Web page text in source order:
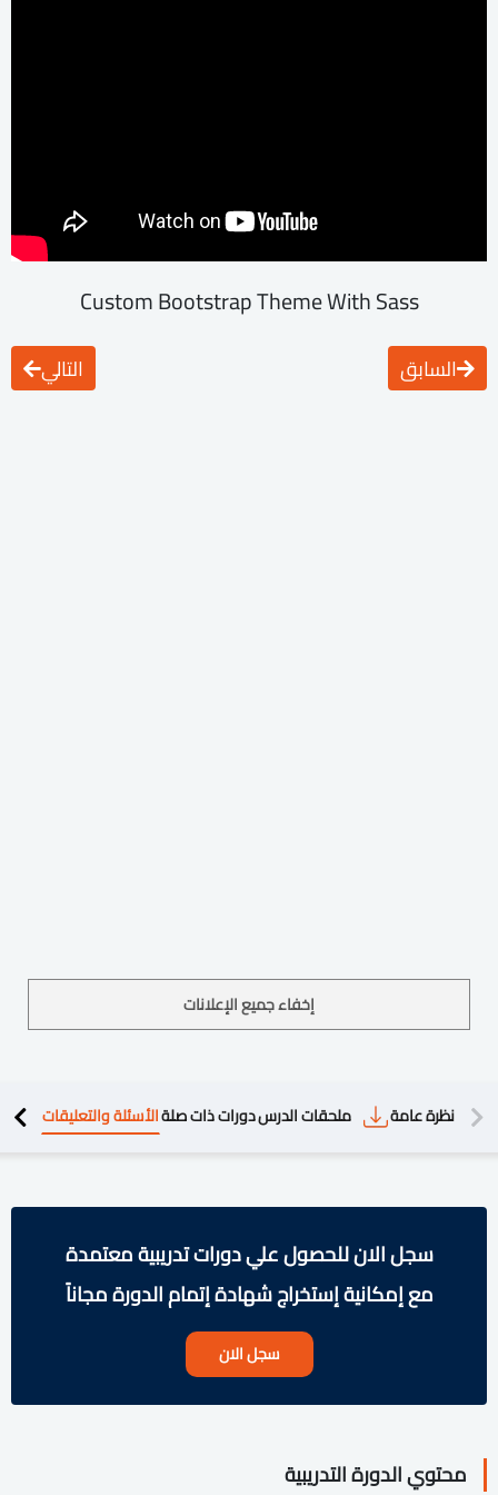
Custom Bootstrap Theme With Sass
السابق التالي
إخفاء جميع الإعلانات
نظرة عامة ملحقات الدرسدورات ذات صلةالأسئلة والتعليقات
سجل الان للحصول علي دورات تدريبية معتمدة
مع إمكانية إستخراج شهادة إتمام الدورة مجاناً
سجل الان
محتوي الدورة التدريبية